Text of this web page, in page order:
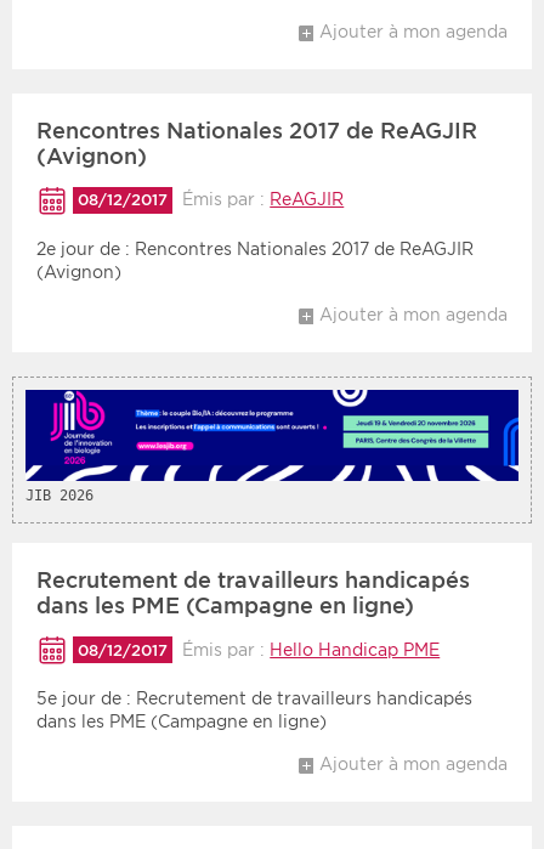
Ajouter à mon agenda
Rencontres Nationales 2017 de ReAGJIR
(Avignon)
08/12/2017 Émis par : ReAGJIR
2e jour de : Rencontres Nationales 2017 de ReAGJIR
(Avignon)
Ajouter à mon agenda
JIB 2026
Recrutement de travailleurs handicapés
dans les PME (Campagne en ligne)
08/12/2017 Émis par : Hello Handicap PME
5e jour de : Recrutement de travailleurs handicapés
dans les PME (Campagne en ligne)
Ajouter à mon agenda